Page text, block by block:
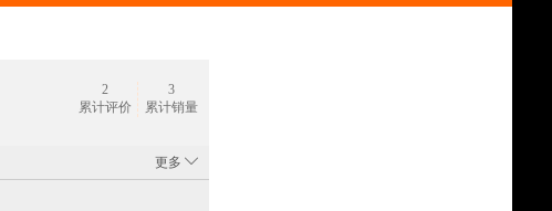
3
累计销量
2
累计评价
更多